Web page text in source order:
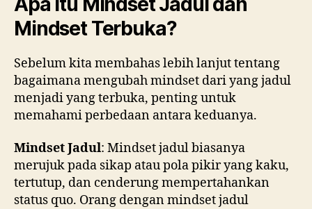
Mindset Terbuka?
Sebelum kita membahas lebih lanjut tentang
bagaimana mengubah mindset dari yang jadul
menjadi yang terbuka, penting untuk
memahami perbedaan antara keduanya.
Mindset Jadul: Mindset jadul biasanya
merujuk pada sikap atau pola pikir yang kaku,
tertutup, dan cenderung mempertahankan
status quo. Orang dengan mindset jadul